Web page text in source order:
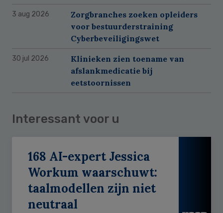
3 aug 2026
Zorgbranches zoeken opleiders
voor bestuurderstraining
Cyberbeveiligingswet
30 jul 2026
Klinieken zien toename van
afslankmedicatie bij
eetstoornissen
Interessant voor u
168 AI-expert Jessica
Workum waarschuwt:
taalmodellen zijn niet
neutraal